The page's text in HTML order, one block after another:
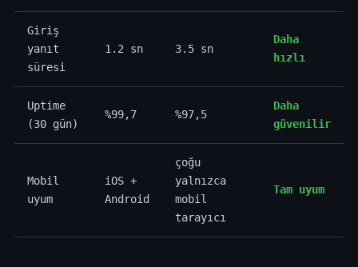
Giriş
yanıt
süresi
1.2 sn 3.5 sn
Daha
hızlı
Uptime
(30 gün)
%99,7 %97,5
Daha
güvenilir
Mobil
uyum
iOS +
Android
çoğu
yalnızca
mobil
tarayıcı
Tam uyum